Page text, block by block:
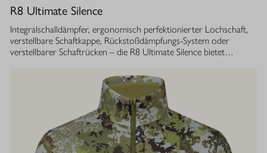
R8 Ultimate Silence
Integralschalldämpfer, ergonomisch perfektionierter Lochschaft,
verstellbare Schaftkappe, Rückstoßdämpfungs-System oder
verstellbarer Schaftrücken – die R8 Ultimate Silence bietet
auf die eigenen Bedürfnisse abstimmen und tragen aktiv zum
besseren Treffen bei. Gleichzeitig ist ihre Konstruktion ganzheitlich
auf den Schutz des Gehörs von Jäger und Hund abgestimmt.
Immer, bei jedem Schuss. Dafür sorgt der Blaser
Integralschalldämpfer. Dank gleichmäßig über den gesamten Lauf
verteilter Masse, bietet die R8 Ultimate Silence die erstklassige
Balance und Führigkeit, die jedes R8 Modell auszeichnet. Die ­